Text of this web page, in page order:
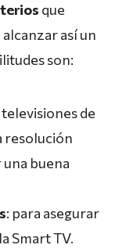
que
así un
son:
televisiones de
resolución
buena
: para asegurar
Smart TV.